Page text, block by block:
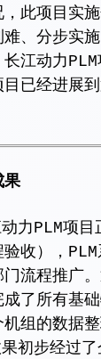
此项目实
、分步实
江动力
已经进展
果
PLM项目
收），
流程推广
了所有基
组的数据
初步经过